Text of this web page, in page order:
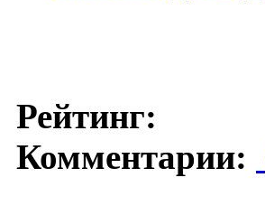
Рейтинг:
Комментарии: